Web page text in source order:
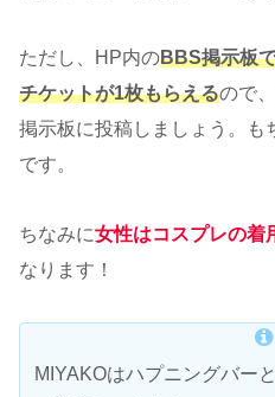
ただし、HP内のBBS掲示板
チケットが1枚もらえるので
掲示板に投稿しましょう。も
です。
ちなみに女性はコスプレの着
なります！
MIYAKOはハプニングバー